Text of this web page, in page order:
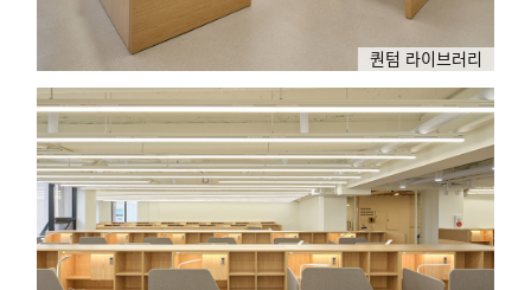
퀀텀 라이브러리